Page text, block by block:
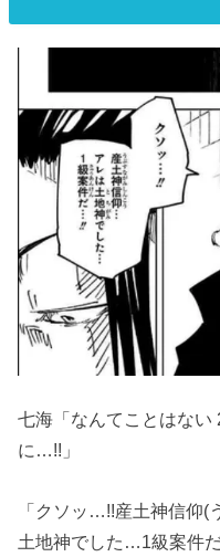
七海「なんてことはな
に…!!」
「クソッ…!!産土神信仰
土地神でした…1級案件